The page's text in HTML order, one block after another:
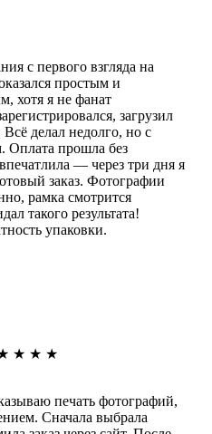
с первого взгляда на
простым и
хотя я не фанат
загрузил
делал недолго, но с
Оплата прошла без
— через три дня я
заказ. Фотографии
рамка смотрится
такого результата!
упаковки.
★ ★ ★
печать фотографий,
Сначала выбрала